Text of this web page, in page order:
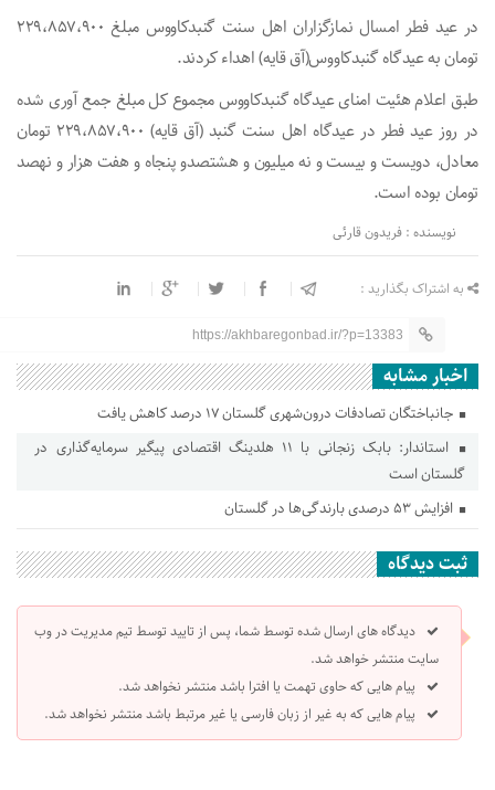
در عید فطر امسال نمازگزاران اهل سنت گنبدکاووس مبلغ ۲۲۹،۸۵۷،۹۰۰
تومان به عیدگاه گنبدکاووس(آق قایه) اهداء کردند.
طبق اعلام هئیت امنای عیدگاه گنبدکاووس مجموع کل مبلغ جمع آوری شده
در روز عید فطر در عیدگاه اهل سنت گنبد (آق قایه) ۲۲۹،۸۵۷،۹۰۰ تومان
معادل، دویست و بیست و نه میلیون و هشتصدو پنجاه و هفت هزار و نهصد
تومان بوده است.
نویسنده : فریدون قارئی
به اشتراک بگذارید :
https://akhbaregonbad.ir/?p=13383
اخبار مشابه
جانباختگان تصادفات درون‌شهری گلستان ۱۷ درصد کاهش یافت
استاندار: بابک زنجانی با ۱۱ هلدینگ اقتصادی پیگیر سرمایه‌گذاری در
گلستان است
افزایش ۵۳ درصدی بارندگی‌ها در گلستان
ثبت دیدگاه
دیدگاه های ارسال شده توسط شما، پس از تایید توسط تیم مدیریت در وب
سایت منتشر خواهد شد.
پیام هایی که حاوی تهمت یا افترا باشد منتشر نخواهد شد.
پیام هایی که به غیر از زبان فارسی یا غیر مرتبط باشد منتشر نخواهد شد.